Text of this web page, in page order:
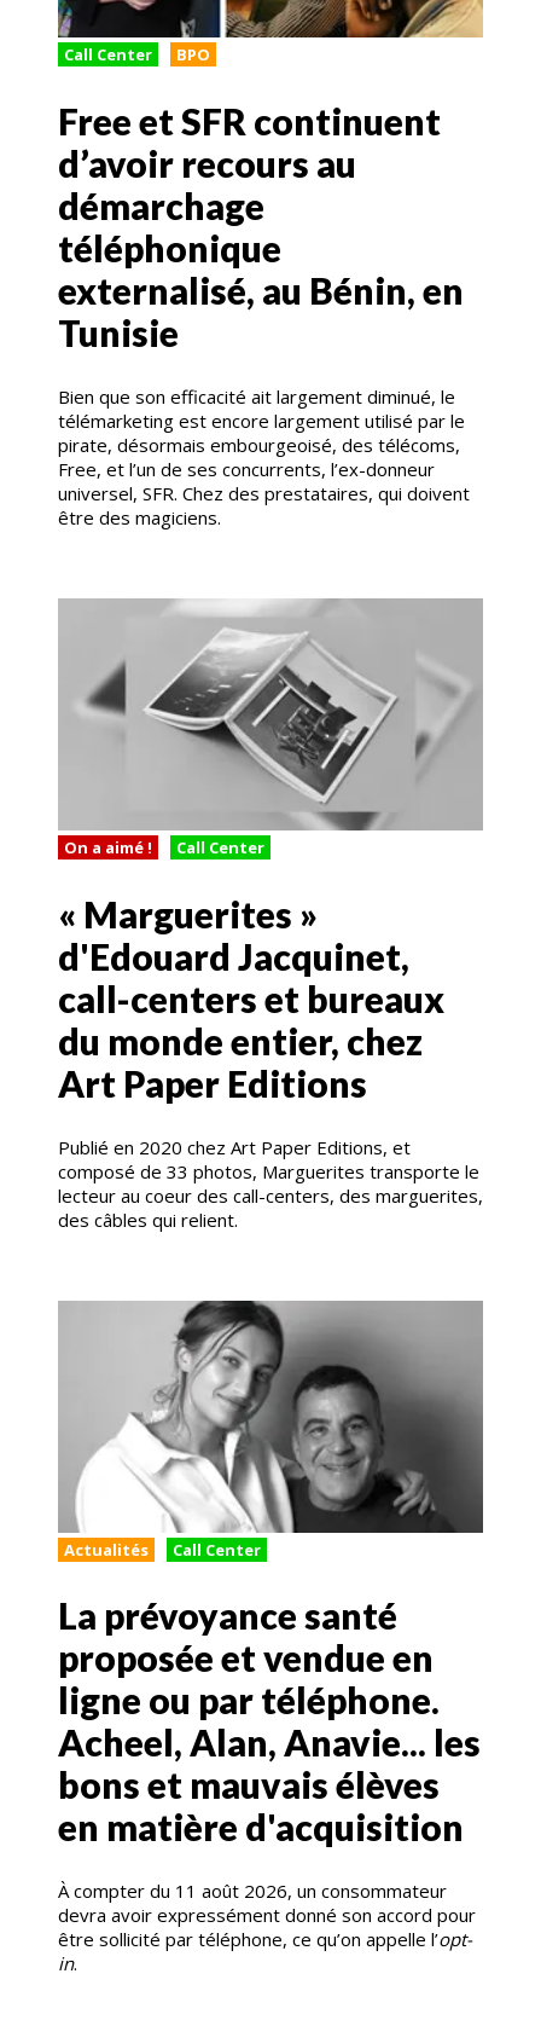
Call Center BPO
Free et SFR continuent
d’avoir recours au
démarchage
téléphonique
externalisé, au Bénin, en
Tunisie
Bien que son efficacité ait largement diminué, le
télémarketing est encore largement utilisé par le
pirate, désormais embourgeoisé, des télécoms,
Free, et l’un de ses concurrents, l’ex-donneur
universel, SFR. Chez des prestataires, qui doivent
être des magiciens.
On a aimé ! Call Center
« Marguerites »
d'Edouard Jacquinet,
call-centers et bureaux
du monde entier, chez
Art Paper Editions
Publié en 2020 chez Art Paper Editions, et
composé de 33 photos, Marguerites transporte le
lecteur au coeur des call-centers, des marguerites,
des câbles qui relient.
Actualités Call Center
La prévoyance santé
proposée et vendue en
ligne ou par téléphone.
Acheel, Alan, Anavie... les
bons et mauvais élèves
en matière d'acquisition
À compter du 11 août 2026, un consommateur
devra avoir expressément donné son accord pour
être sollicité par téléphone, ce qu’on appelle l’opt-
in.